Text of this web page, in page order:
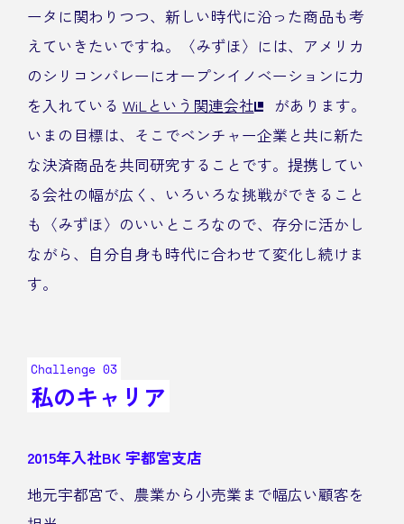
ータに関わりつつ、新しい時代に沿った商品も考
えていきたいですね。〈みずほ〉には、アメリカ
のシリコンバレーにオープンイノベーションに力
を入れている WiLという関連会社
があります。
いまの目標は、そこでベンチャー企業と共に新た
な決済商品を共同研究することです。提携してい
る会社の幅が広く、いろいろな挑戦ができること
も〈みずほ〉のいいところなので、存分に活かし
ながら、自分自身も時代に合わせて変化し続けま
す。
Challenge 03
私のキャリア
2015年入社BK 宇都宮支店
地元宇都宮で、農業から小売業まで幅広い顧客を